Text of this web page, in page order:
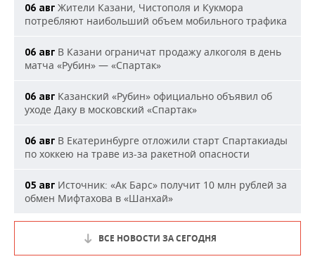
06 авг Жители Казани, Чистополя и Кукмора
потребляют наибольший объем мобильного трафика
06 авг В Казани ограничат продажу алкоголя в день
матча «Рубин» — «Спартак»
06 авг Казанский «Рубин» официально объявил об
уходе Даку в московский «Спартак»
06 авг В Екатеринбурге отложили старт Спартакиады
по хоккею на траве из-за ракетной опасности
05 авг Источник: «Ак Барс» получит 10 млн рублей за
обмен Мифтахова в «Шанхай»
ВСЕ НОВОСТИ ЗА СЕГОДНЯ